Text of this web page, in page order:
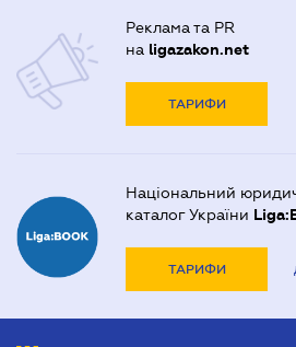
Реклама та PR
на ligazakon.net
ТАРИФИ
Національний
каталог України
ТАРИФИ